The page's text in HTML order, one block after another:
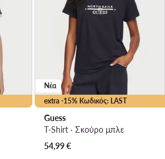
extra -15% Κωδικός: LAST
Νέα
Guess
T-Shirt · Σκούρο μπλε
54,99€